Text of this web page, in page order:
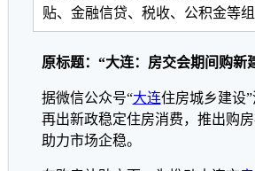
贴、金融信贷、税收、公积金等
原标题：“大连：房交会期间购新
据微信公众号“大连住房城乡建设
再出新政稳定住房消费，推出购
助力市场企稳。